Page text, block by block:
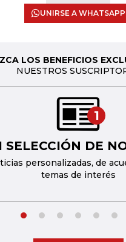
UNIRSE A WHATSAPP
LOS BENEFICIOS
NUESTROS
1
SELECCIÓN DE
personalizadas, de
temas de interés